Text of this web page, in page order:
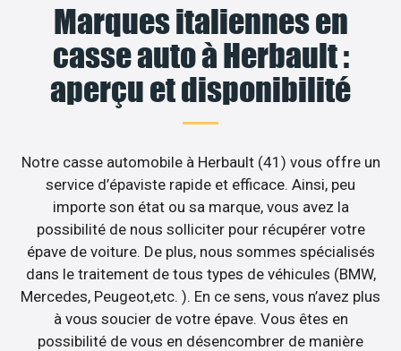
Marques italiennes en
casse auto à Herbault :
aperçu et disponibilité
Notre casse automobile à Herbault (41) vous offre un
service d’épaviste rapide et efficace. Ainsi, peu
importe son état ou sa marque, vous avez la
possibilité de nous solliciter pour récupérer votre
épave de voiture. De plus, nous sommes spécialisés
dans le traitement de tous types de véhicules (BMW,
Mercedes, Peugeot,etc. ). En ce sens, vous n’avez plus
à vous soucier de votre épave. Vous êtes en
possibilité de vous en désencombrer de manière